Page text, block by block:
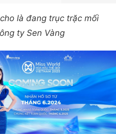
là đang trục trặc mối
ty Sen Vàng